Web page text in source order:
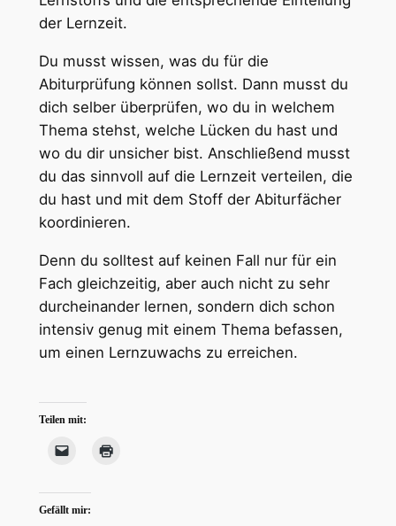
der Lernzeit.
Du musst wissen, was du für die
Abiturprüfung können sollst. Dann musst du
dich selber überprüfen, wo du in welchem
Thema stehst, welche Lücken du hast und
wo du dir unsicher bist. Anschließend musst
du das sinnvoll auf die Lernzeit verteilen, die
du hast und mit dem Stoff der Abiturfächer
koordinieren.
Denn du solltest auf keinen Fall nur für ein
Fach gleichzeitig, aber auch nicht zu sehr
durcheinander lernen, sondern dich schon
intensiv genug mit einem Thema befassen,
um einen Lernzuwachs zu erreichen.
Teilen mit:
Gefällt mir: